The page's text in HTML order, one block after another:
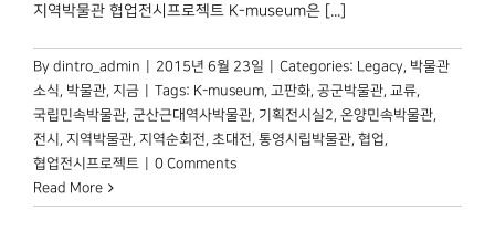
지역박물관 협업전시프로젝트 K-museum은 [...]
By dintro_admin 2015년 6월 23일 Categories: Legacy, 박물관
소식, 박물관, 지금 Tags: K-museum, 고판화, 공군박물관, 교류,
국립민속박물관, 군산근대역사박물관, 기획전시실2, 온양민속박물관,
전시 , 지역박물관, 지역순회전, 초대전, 통영시립박물관, 협업,
협업전시프로젝트
0 Comments
Read More